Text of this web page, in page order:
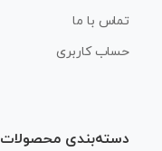
تماس با ما
حساب کاربری
دسته‌بندی محصولات